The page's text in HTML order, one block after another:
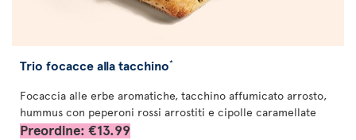
Trio focacce alla tacchino*
Focaccia alle erbe aromatiche, tacchino affumicato arrosto,
hummus con peperoni rossi arrostiti e cipolle caramellate
Preordine: €13.99